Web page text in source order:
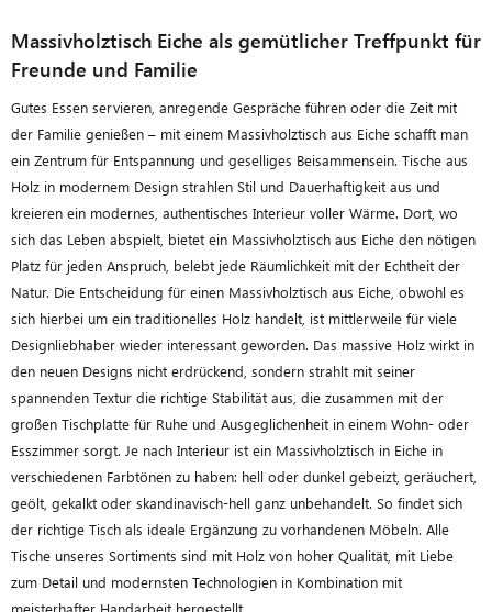
Massivholztisch Eiche als gemütlicher Treffpunkt für
Freunde und Familie
Gutes Essen servieren, anregende Gespräche führen oder die Zeit mit
der Familie genießen – mit einem Massivholztisch aus Eiche schafft man
ein Zentrum für Entspannung und geselliges Beisammensein. Tische aus
Holz in modernem Design strahlen Stil und Dauerhaftigkeit aus und
kreieren ein modernes, authentisches Interieur voller Wärme. Dort, wo
sich das Leben abspielt, bietet ein Massivholztisch aus Eiche den nötigen
Platz für jeden Anspruch, belebt jede Räumlichkeit mit der Echtheit der
Natur. Die Entscheidung für einen Massivholztisch aus Eiche, obwohl es
sich hierbei um ein traditionelles Holz handelt, ist mittlerweile für viele
Designliebhaber wieder interessant geworden. Das massive Holz wirkt in
den neuen Designs nicht erdrückend, sondern strahlt mit seiner
spannenden Textur die richtige Stabilität aus, die zusammen mit der
großen Tischplatte für Ruhe und Ausgeglichenheit in einem Wohn- oder
Esszimmer sorgt. Je nach Interieur ist ein Massivholztisch in Eiche in
verschiedenen Farbtönen zu haben: hell oder dunkel gebeizt, geräuchert,
geölt, gekalkt oder skandinavisch-hell ganz unbehandelt. So findet sich
der richtige Tisch als ideale Ergänzung zu vorhandenen Möbeln. Alle
Tische unseres Sortiments sind mit Holz von hoher Qualität, mit Liebe
zum Detail und modernsten Technologien in Kombination mit
meisterhafter Handarbeit hergestellt.